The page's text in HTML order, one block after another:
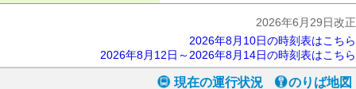
2026年6月29日改正
2026年8月10日の時刻表はこちら
2026年8月12日～2026年8月14日の時刻表はこちら
現在の運行状況 のりば地図